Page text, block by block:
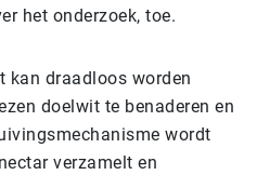
het onderzoek, toe.
kan draadloos worden
doelwit te benaderen en
wordt
verzamelt en